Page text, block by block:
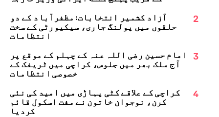
2
آزاد کشمیر انتخابات: مظفرآباد کے دو
حلقوں میں پولنگ جاری، سیکیورٹی کے سخت
انتظامات
3
امام حسین رضی اللہ عنہ کے چہلم کے موقع پر
آج ملک بھر میں جلوس، کراچی میں ٹریفک کے
خصوصی انتظامات
4
کراچی کے علاقے کٹی پہاڑی میں امید کی نئی
کرن، نوجوان خاتون نے مفت اسکول قائم
کردیا